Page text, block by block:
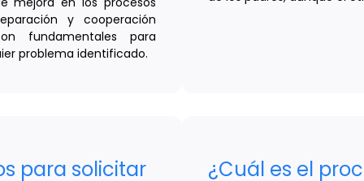
y cooperación
fundamentales para
problema identificado.
para solicitar
¿Cuál es el